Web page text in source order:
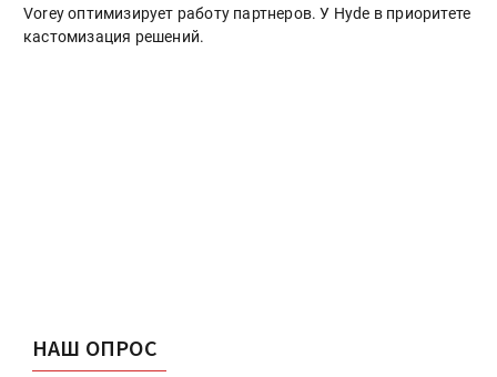
Vorey оптимизирует работу партнеров. У Hyde в приоритете
кастомизация решений.
НАШ ОПРОС